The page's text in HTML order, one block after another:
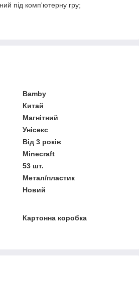
під комп'ютерну гру;
Bamby
Китай
Магнітний
Унісекс
Від 3 років
Minecraft
53 шт.
Метал/пластик
Новий
Картонна коробка